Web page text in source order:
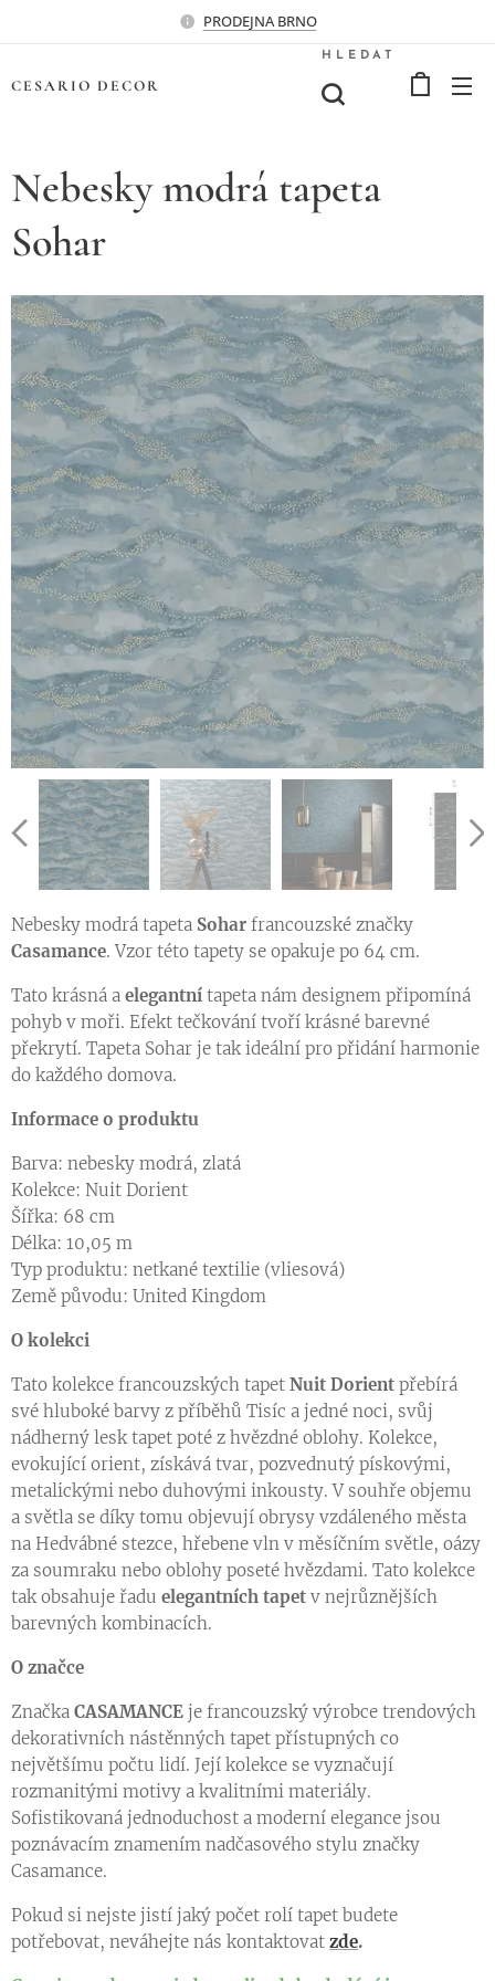
PRODEJNA BRNO
CESARIO DECOR
HLEDAT
Nebesky modrá tapeta
Sohar
Ukázka vzoru tapety v jiné barevné variantě
Raport tapety Sohar
Nebesky modrá tapeta Sohar francouzské značky
Casamance. Vzor této tapety se opakuje po 64 cm.
Tato krásná a elegantní tapeta nám designem připomíná
pohyb v moři. Efekt tečkování tvoří krásné barevné
překrytí. Tapeta Sohar je tak ideální pro přidání harmonie
do každého domova.
Informace o produktu
Barva: nebesky modrá, zlatá
Kolekce: Nuit Dorient
Šířka: 68 cm
Délka: 10,05 m
Typ produktu: netkané textilie (vliesová)
Země původu: United Kingdom
O kolekci
Tato kolekce francouzských tapet Nuit Dorient přebírá
své hluboké barvy z příběhů Tisíc a jedné noci, svůj
nádherný lesk tapet poté z hvězdné oblohy. Kolekce,
evokující orient, získává tvar, pozvednutý pískovými,
metalickými nebo duhovými inkousty. V souhře objemu
a světla se díky tomu objevují obrysy vzdáleného města
na Hedvábné stezce, hřebene vln v měsíčním světle, oázy
za soumraku nebo oblohy poseté hvězdami. Tato kolekce
tak obsahuje řadu elegantních tapet v nejrůznějších
barevných kombinacích.
O značce
Značka CASAMANCE je francouzský výrobce trendových
dekorativních nástěnných tapet přístupných co
největšímu počtu lidí. Její kolekce se vyznačují
rozmanitými motivy a kvalitními materiály.
Sofistikovaná jednoduchost a moderní elegance jsou
poznávacím znamením nadčasového stylu značky
Casamance.
Pokud si nejste jistí jaký počet rolí tapet budete
potřebovat, neváhejte nás kontaktovat zde.